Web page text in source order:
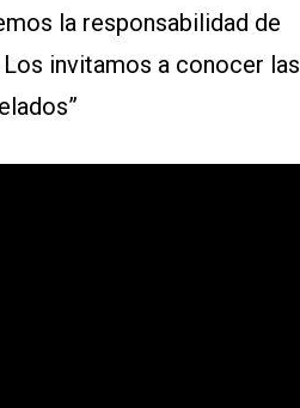
la responsabilidad de
invitamos a conocer las